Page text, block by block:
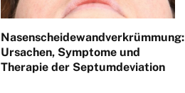
Nasenscheidewandverkrümmung:
Ursachen, Symptome und
Therapie der Septumdeviation